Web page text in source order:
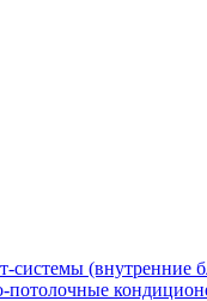
системы (внутренние
потолочные